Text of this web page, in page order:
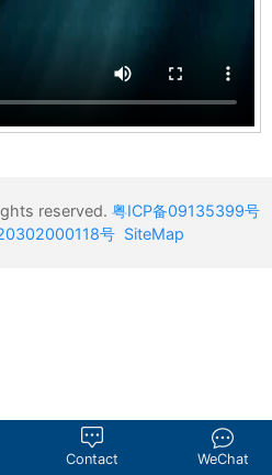
reserved. 粤ICP备09135399号
号 SiteMap
Contact WeChat